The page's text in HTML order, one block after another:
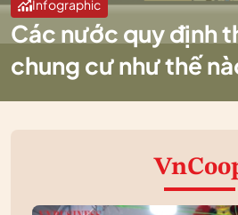
Infographic
Các nước quy định
chung cư như thế